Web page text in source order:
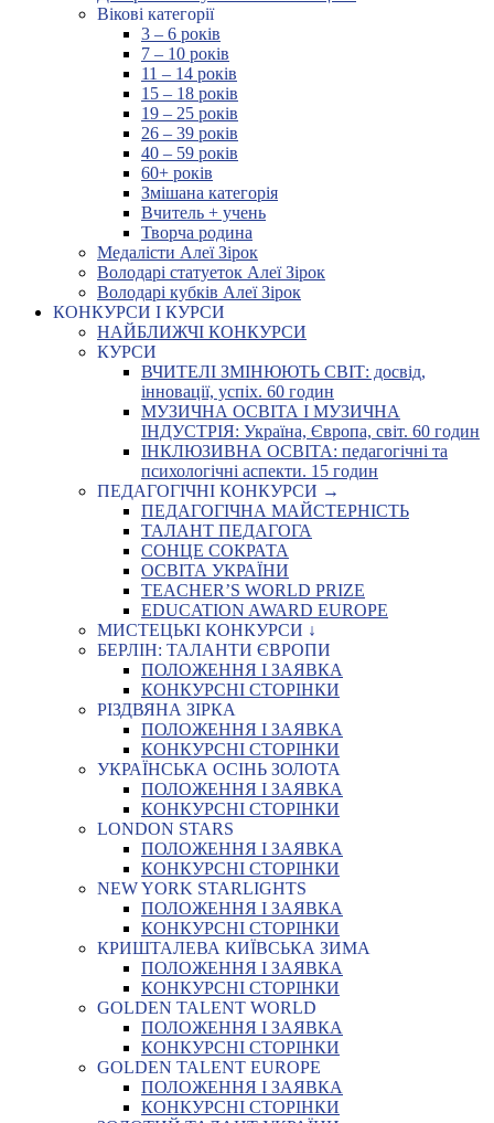
Вікові категорії
3 – 6 років
7 – 10 років
11 – 14 років
15 – 18 років
19 – 25 років
26 – 39 років
40 – 59 років
60+ років
Змішана категорія
Вчитель + учень
Творча родина
Медалісти Алеї Зірок
Володарі статуеток Алеї Зірок
Володарі кубків Алеї Зірок
КОНКУРСИ І КУРСИ
НАЙБЛИЖЧІ КОНКУРСИ
КУРСИ
ВЧИТЕЛІ ЗМІНЮЮТЬ СВІТ: досвід,
інновації, успіх. 60 годин
МУЗИЧНА ОСВІТА І МУЗИЧНА
ІНДУСТРІЯ: Україна, Європа, світ. 60 годин
ІНКЛЮЗИВНА ОСВІТА: педагогічні та
психологічні аспекти. 15 годин
ПЕДАГОГІЧНІ КОНКУРСИ →
ПЕДАГОГІЧНА МАЙСТЕРНІСТЬ
ТАЛАНТ ПЕДАГОГА
СОНЦЕ СОКРАТА
ОСВІТА УКРАЇНИ
TEACHER’S WORLD PRIZE
EDUCATION AWARD EUROPE
МИСТЕЦЬКІ КОНКУРСИ ↓
БЕРЛІН: ТАЛАНТИ ЄВРОПИ
ПОЛОЖЕННЯ І ЗАЯВКА
КОНКУРСНІ СТОРІНКИ
РІЗДВЯНА ЗІРКА
ПОЛОЖЕННЯ І ЗАЯВКА
КОНКУРСНІ СТОРІНКИ
УКРАЇНСЬКА ОСІНЬ ЗОЛОТА
ПОЛОЖЕННЯ І ЗАЯВКА
КОНКУРСНІ СТОРІНКИ
LONDON STARS
ПОЛОЖЕННЯ І ЗАЯВКА
КОНКУРСНІ СТОРІНКИ
NEW YORK STARLIGHTS
ПОЛОЖЕННЯ І ЗАЯВКА
КОНКУРСНІ СТОРІНКИ
КРИШТАЛЕВА КИЇВСЬКА ЗИМА
ПОЛОЖЕННЯ І ЗАЯВКА
КОНКУРСНІ СТОРІНКИ
GOLDEN TALENT WORLD
ПОЛОЖЕННЯ І ЗАЯВКА
КОНКУРСНІ СТОРІНКИ
GOLDEN TALENT EUROPE
ПОЛОЖЕННЯ І ЗАЯВКА
КОНКУРСНІ СТОРІНКИ